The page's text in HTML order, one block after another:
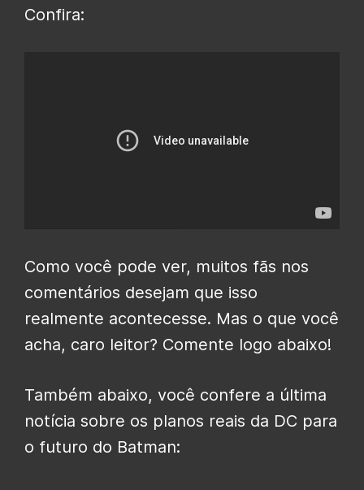
Confira:
Como você pode ver, muitos fãs nos
comentários desejam que isso
realmente acontecesse. Mas o que você
acha, caro leitor? Comente logo abaixo!
Também abaixo, você confere a última
notícia sobre os planos reais da DC para
o futuro do Batman: